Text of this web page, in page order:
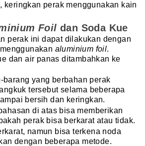
keringkan perak menggunakan kain
Foil dan Soda Kue
perak ini dapat dilakukan dengan
aluminium foil.
dan air panas ditambahkan ke
barang yang berbahan perak
tersebut selama beberapa
bersih dan keringkan.
di atas bisa memberikan
perak bisa berkarat atau tidak.
namun bisa terkena noda
dengan beberapa metode.